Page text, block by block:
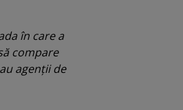
în care a
compare
agenţii de